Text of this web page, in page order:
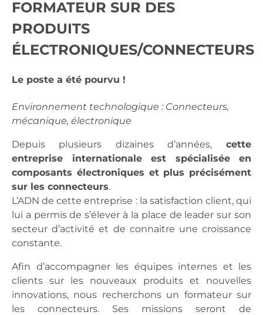
FORMATEUR SUR DES
PRODUITS
ÉLECTRONIQUES/CONNECTEURS
Le poste a été pourvu !
Environnement technologique : Connecteurs,
mécanique, électronique
Depuis plusieurs dizaines d’années,cette
entreprise internationale est spécialisée en
composants électroniques et plus précisément
sur les connecteurs.
L’ADN de cette entreprise : la satisfaction client, qui
lui a permis de s’élever à la place de leader sur son
secteur d’activité et de connaitre une croissance
constante.
Afin d’accompagner les équipes internes et les
clients sur les nouveaux produits et nouvelles
innovations, nous recherchons un formateur sur
les connecteurs. Ses missions seront de